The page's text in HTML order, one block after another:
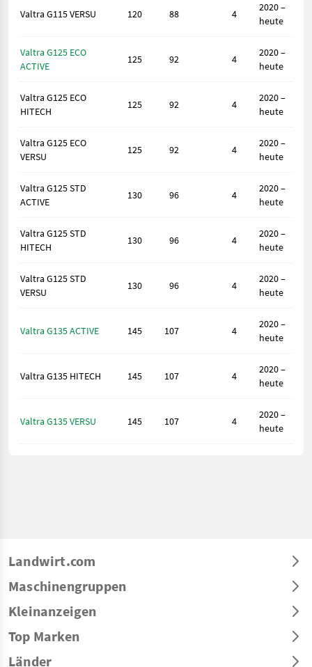
Valtra G115 VERSU 120 88 4
2020 –
heute
Valtra G125 ECO
ACTIVE
125 92 4
2020 –
heute
Valtra G125 ECO
HITECH
125 92 4
2020 –
heute
Valtra G125 ECO
VERSU
125 92 4
2020 –
heute
Valtra G125 STD
ACTIVE
130 96 4
2020 –
heute
Valtra G125 STD
HITECH
130 96 4
2020 –
heute
Valtra G125 STD
VERSU
130 96 4
2020 –
heute
Valtra G135 ACTIVE 145 107 4
2020 –
heute
Valtra G135 HITECH 145 107 4
2020 –
heute
Valtra G135 VERSU 145 107 4
2020 –
heute
Landwirt.com
Maschinengruppen
Kleinanzeigen
Top Marken
Länder